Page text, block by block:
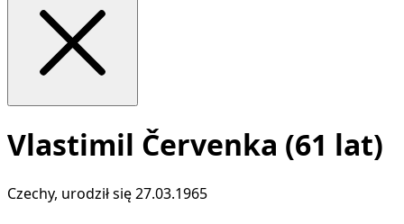
Vlastimil Červenka (61 lat)
Czechy, urodził się 27.03.1965